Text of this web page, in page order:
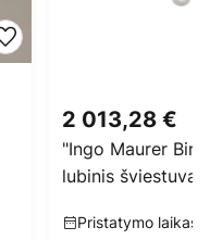
2 013,28 €
"Ingo Maurer
lubinis
Pristatymo